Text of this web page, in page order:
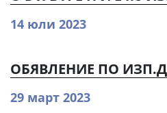
14 юли 2023
ОБЯВЛЕНИЕ ПО
29 март 2023